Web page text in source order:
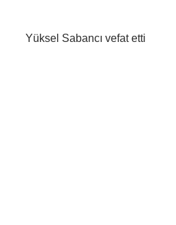
Yüksel Sabancı vefat etti